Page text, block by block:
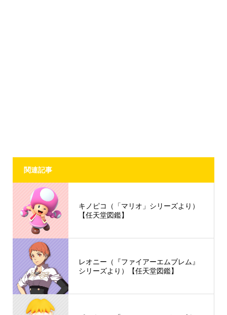
関連記事
キノピコ（「マリオ」シリーズより）
【任天堂図鑑】
レオニー（『ファイアーエムブレム』
シリーズより）【任天堂図鑑】